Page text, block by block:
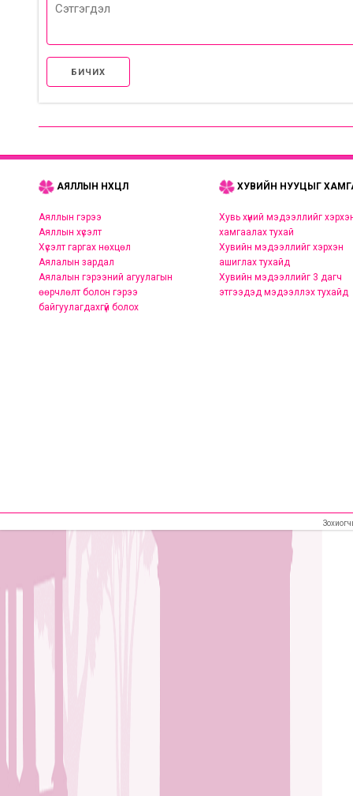
БИЧИХ
АЯЛЛЫН НӨХЦӨЛ
Аяллын гэрээ
Аяллын хүсэлт
Хүсэлт гаргах нөхцөл
Аялалын зардал
Аялалын гэрээний агуулагын
өөрчлөлт болон гэрээ
байгуулагдахгүй болох
ХУВИЙН НУУЦЫГ
Хувь хүний мэдээллийг
хамгаалах тухай
Хувийн мэдээллийг хэрхэн
ашиглах тухайд
Хувийн мэдээллийг 3 дагч
этгээдэд мэдээллэх тухайд